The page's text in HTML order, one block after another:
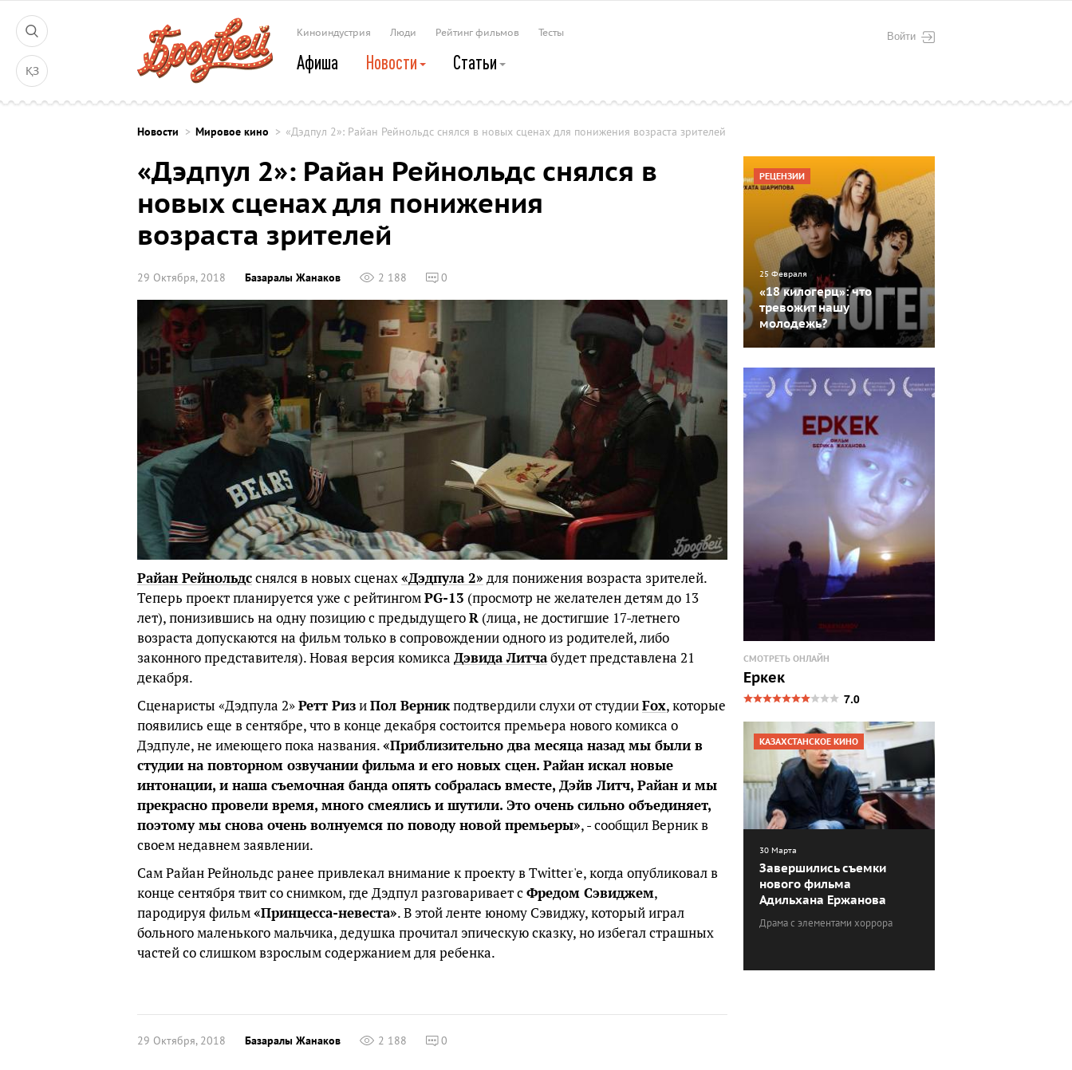
ҚЗ
Войти
Киноиндустрия Люди Рейтинг фильмов Тесты
Афиша Новости Статьи
Новости Мировое кино «Дэдпул 2»: Райан Рейнольдс снялся в новых сценах для понижения возраста зрителей
«Дэдпул 2»: Райан Рейнольдс снялся в
новых сценах для понижения
возраста зрителей
29 Октября, 2018 Базаралы Жанаков 2 188 0
Райан Рейнольдсснялся в новых сценах«Дэдпула 2» для понижения возраста зрителей.
Теперь проект планируется уже с рейтингомPG-13 (просмотр не желателен детям до 13
лет), понизившись на одну позицию с предыдущегоR (лица, не достигшие 17-летнего
возраста допускаются на фильм только в сопровождении одного из родителей, либо
законного представителя). Новая версия комикса Дэвида Литчабудет представлена 21
декабря.
Сценаристы «Дэдпула 2»Ретт РизиПол Верникподтвердили слухи от студииFox, которые
появились еще в сентябре, что в конце декабря состоится премьера нового комикса о
Дэдпуле, не имеющего пока названия.«Приблизительно два месяца назад мы были в
студии на повторном озвучании фильма и его новых сцен. Райан искал новые
интонации, и наша съемочная банда опять собралась вместе, Дэйв Литч, Райан и мы
прекрасно провели время, много смеялись и шутили. Это очень сильно объединяет,
поэтому мы снова очень волнуемся по поводу новой премьеры», - сообщил Верник в
своем недавнем заявлении.
Сам Райан Рейнольдс ранее привлекал внимание к проекту в Twitter'e, когда опубликовал в
конце сентября твит со снимком, где Дэдпул разговаривает сФредом Сэвиджем,
пародируя фильм«Принцесса-невеста». В этой ленте юному Сэвиджу, который играл
больного маленького мальчика, дедушка прочитал эпическую сказку, но избегал страшных
частей со слишком взрослым содержанием для ребенка.
29 Октября, 2018 Базаралы Жанаков 2 188 0
РЕЦЕНЗИИ
25 Февраля
«18 килогерц»: что
тревожит нашу
молодежь?
СМОТРЕТЬ ОНЛАЙН
Еркек
7.0
КАЗАХСТАНСКОЕ КИНО
30 Марта
Завершились съемки
нового фильма
Адильхана Ержанова
Драма с элементами хоррора